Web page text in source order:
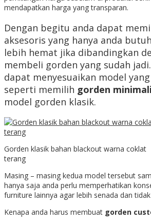
mendapatkan harga yang transparan.
Dengan begitu anda dapat
aksesoris yang hanya anda
lebih hemat jika dibandingkan
membeli gorden yang sudah
dapat menyesuaikan model
seperti memilih gorden
model gorden klasik.
Gorden klasik bahan blackout warna coklat
terang
Masing – masing kedua model tersebut
hanya saja anda perlu memperhatikan
furniture lainnya agar lebih senada dan
Kenapa anda harus membuat gorden